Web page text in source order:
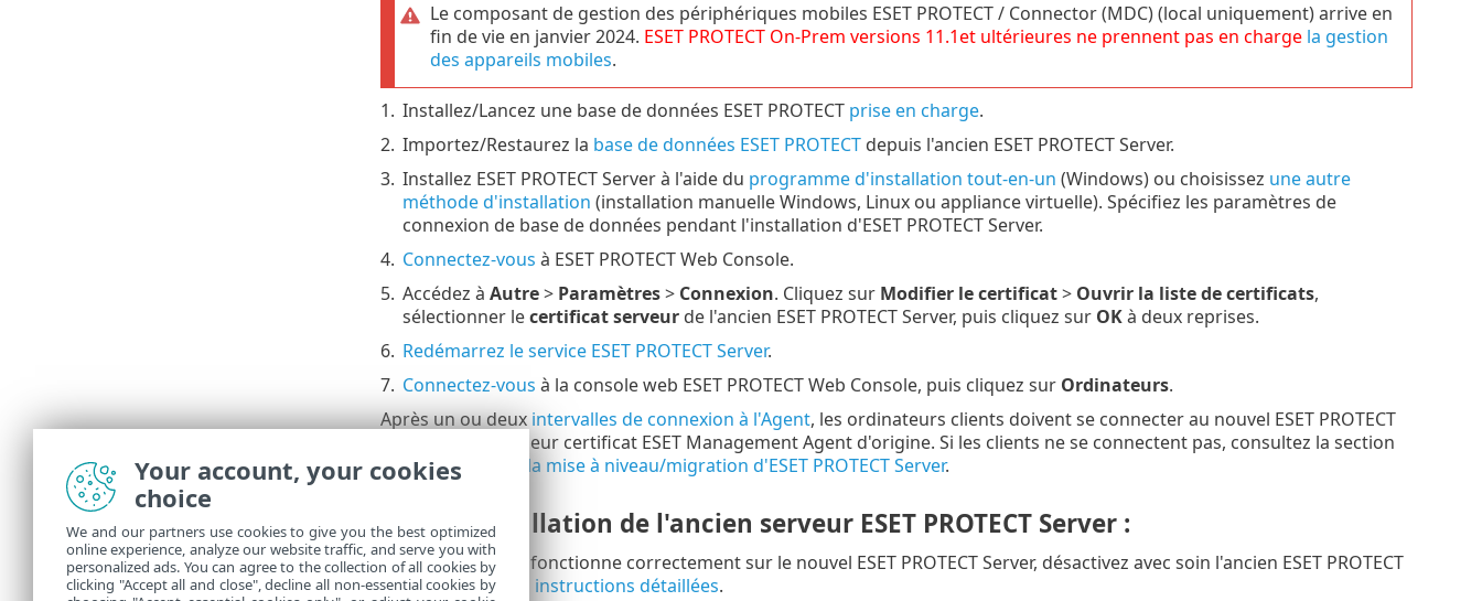
Le composant de gestion des périphériques mobiles ESET PROTECT / Connector (MDC) (local uniquement) arrive en
fin de vie en janvier 2024. ESET PROTECT On-Prem versions 11.1et ultérieures ne prennent pas en charge la gestion
des appareils mobiles.
1. Installez/Lancez une base de données ESET PROTECT prise en charge.
2. Importez/Restaurez la base de données ESET PROTECTdepuis l'ancien ESET PROTECT Server.
3. Installez ESET PROTECT Server à l'aide du programme d'installation tout-en-un (Windows) ou choisissez une autre
méthode d'installation (installation manuelle Windows, Linux ou appliance virtuelle). Spécifiez les paramètres de
connexion de base de données pendant l'installation d'ESET PROTECT Server.
4. Connectez-vous à ESET PROTECT Web Console.
5. Accédez à Autre> Paramètres> Connexion. Cliquez sur Modifier le certificat> Ouvrir la liste de certificats,
sélectionner lecertificat serveurde l'ancien ESET PROTECT Server, puis cliquez sur OKà deux reprises.
6. Redémarrez le service ESET PROTECT Server.
7. Connectez-vous à la console web ESET PROTECT Web Console, puis cliquez sur Ordinateurs.
Après un ou deux intervalles de connexion à l'Agent, les ordinateurs clients doivent se connecter au nouvel ESET PROTECT
Server à l'aide de leur certificat ESET Management Agent d'origine. Si les clients ne se connectent pas, consultez la section
Problèmes après la mise à niveau/migration d'ESET PROTECT Server.
III. Désinstallation de l'ancien serveur ESET PROTECT Server :
Une fois que tout fonctionne correctement sur le nouvel ESET PROTECT Server, désactivez avec soin l'ancien ESET PROTECT
Server à l'aide des instructions détaillées.
Your account, your cookies
choice
We and our partners use cookies to give you the best optimized
online experience, analyze our website traffic, and serve you with
personalized ads. You can agree to the collection of all cookies by
clicking "Accept all and close", decline all non-essential cookies by